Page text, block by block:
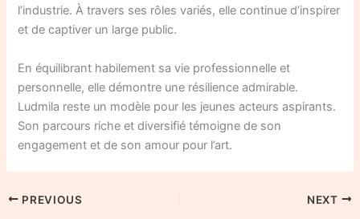
l’industrie. À travers ses rôles variés, elle continue d’inspirer
et de captiver un large public.
En équilibrant habilement sa vie professionnelle et
personnelle, elle démontre une résilience admirable.
Ludmila reste un modèle pour les jeunes acteurs aspirants.
Son parcours riche et diversifié témoigne de son
engagement et de son amour pour l’art.
PREVIOUS NEXT